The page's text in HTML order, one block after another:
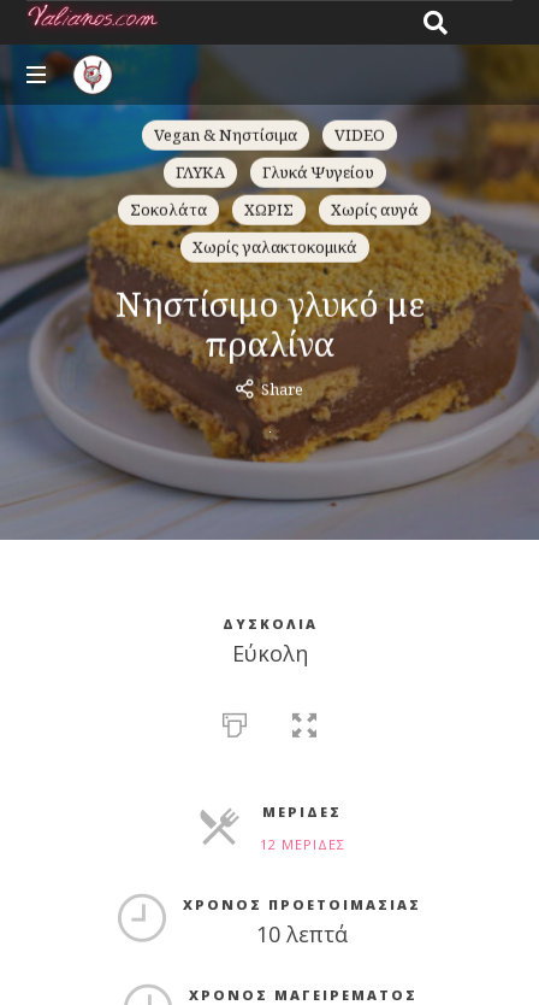
Giannos
recipes
Vegan & Νηστίσιμα
VIDEO
ΓΛΥΚΑ
Γλυκά Ψυγείου
Σοκολάτα
ΧΩΡΙΣ
Χωρίς αυγά
Χωρίς γαλακτοκομικά
Νηστίσιμο γλυκό με
πραλίνα
Share
ΔΥΣΚΟΛΊΑ
Εύκολη
ΜΕΡΊΔΕΣ
12 ΜΕΡΊΔΕΣ
ΧΡΌΝΟΣ ΠΡΟΕΤΟΙΜΑΣΊΑΣ
10 λεπτά
ΧΡΌΝΟΣ ΜΑΓΕΙΡΈΜΑΤΟΣ